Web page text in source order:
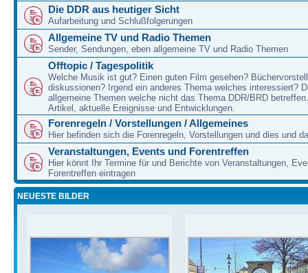
Die DDR aus heutiger Sicht
Aufarbeitung und Schlußfolgerungen
Allgemeine TV und Radio Themen
Sender, Sendungen, eben allgemeine TV und Radio Themen
Offtopic / Tagespolitik
Welche Musik ist gut? Einen guten Film gesehen?
diskussionen? Irgend ein anderes Thema welches interessiert?
allgemeine Themen welche nicht das Thema DDR/BRD
Artikel, aktuelle Ereignisse und Entwicklungen.
Forenregeln / Vorstellungen / Allgemeines
Hier befinden sich die Forenregeln, Vorstellungen und dies und
Veranstaltungen, Events und Forentreffen
Hier könnt Ihr Termine für und Berichte von Veranstaltungen,
Forentreffen eintragen
NEUESTE BILDER